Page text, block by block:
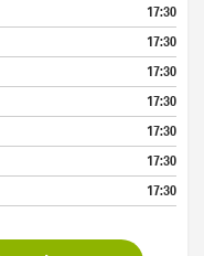
17:30
17:30
17:30
17:30
17:30
17:30
17:30